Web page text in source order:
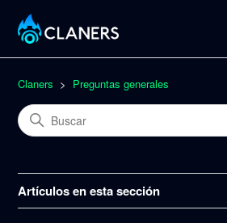
Claners Preguntas generales
Artículos en esta sección